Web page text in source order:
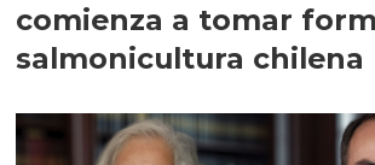
comienza a tomar
salmonicultura chilena